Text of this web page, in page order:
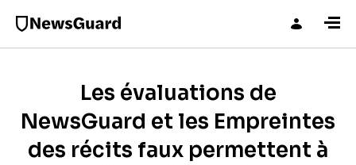
Les évaluations de
NewsGuard et les Empreintes
des récits faux permettent à